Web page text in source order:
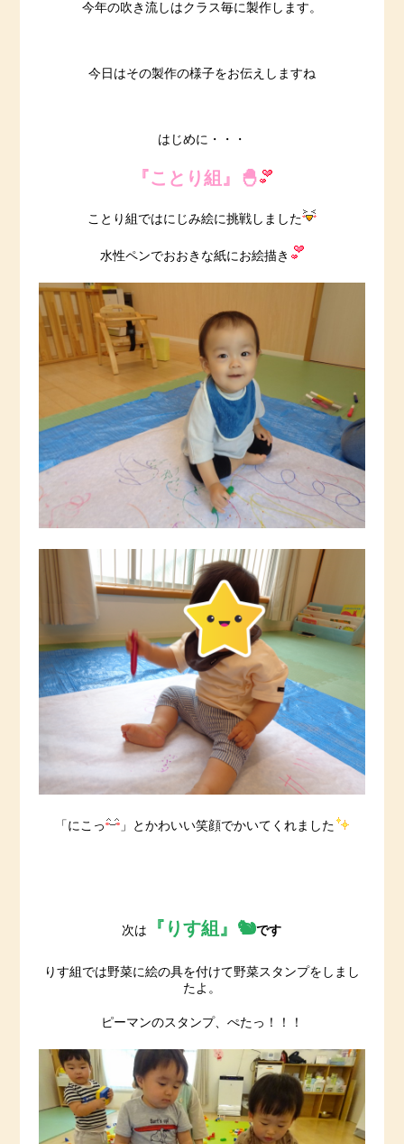
今年の吹き流しはクラス毎に製作します。
今日はその製作の様子をお伝えしますね
はじめに・・・
『ことり組』🐣
ことり組ではにじみ絵に挑戦しました
水性ペンでおおきな紙にお絵描き
「にこっ 」とかわいい笑顔でかいてくれました
次は 『りす組』🐿です
りす組では野菜に絵の具を付けて野菜スタンプをしまし
たよ。
ピーマンのスタンプ、ぺたっ！！！